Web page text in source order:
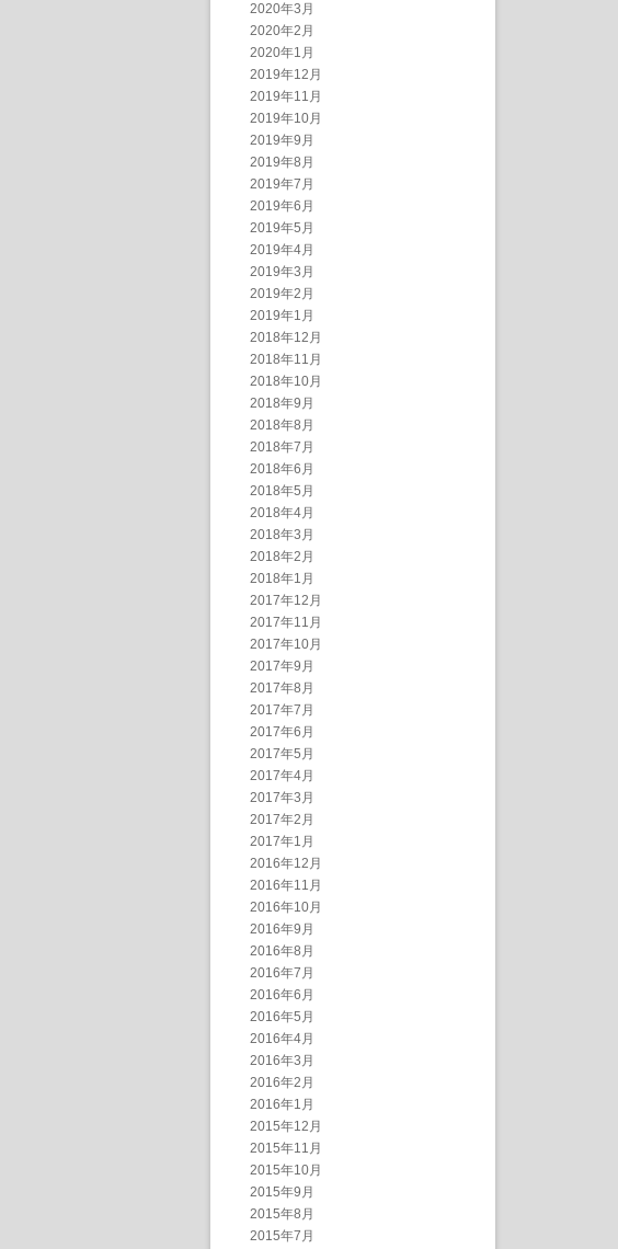
2020年3月
2020年2月
2020年1月
2019年12月
2019年11月
2019年10月
2019年9月
2019年8月
2019年7月
2019年6月
2019年5月
2019年4月
2019年3月
2019年2月
2019年1月
2018年12月
2018年11月
2018年10月
2018年9月
2018年8月
2018年7月
2018年6月
2018年5月
2018年4月
2018年3月
2018年2月
2018年1月
2017年12月
2017年11月
2017年10月
2017年9月
2017年8月
2017年7月
2017年6月
2017年5月
2017年4月
2017年3月
2017年2月
2017年1月
2016年12月
2016年11月
2016年10月
2016年9月
2016年8月
2016年7月
2016年6月
2016年5月
2016年4月
2016年3月
2016年2月
2016年1月
2015年12月
2015年11月
2015年10月
2015年9月
2015年8月
2015年7月